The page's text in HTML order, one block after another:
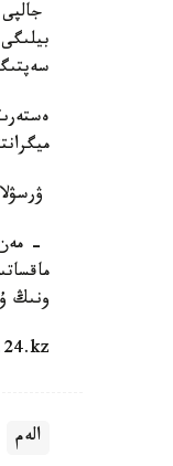
ميگرانتتار 300 مىڭ
- مەن
ونىڭ
الەم